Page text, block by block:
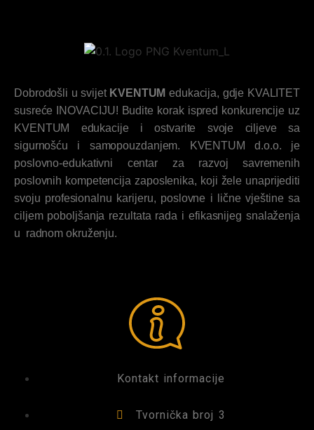
Dobrodošli u svijet KVENTUM edukacija, gdje KVALITET
susreće INOVACIJU! Budite korak ispred konkurencije uz
KVENTUM edukacije i ostvarite svoje ciljeve sa
sigurnošću i samopouzdanjem. KVENTUM d.o.o. je
poslovno-edukativni centar za razvoj savremenih
poslovnih kompetencija zaposlenika, koji žele unaprijediti
svoju profesionalnu karijeru, poslovne i lične vještine sa
ciljem poboljšanja rezultata rada i efikasnijeg snalaženja
u radnom okruženju.
Kontakt informacije
Tvornička broj 3